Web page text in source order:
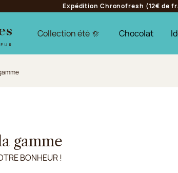
Expédition Chronofresh (12€ de
Collection été 🌞 Chocolat
gamme
BONHEUR !